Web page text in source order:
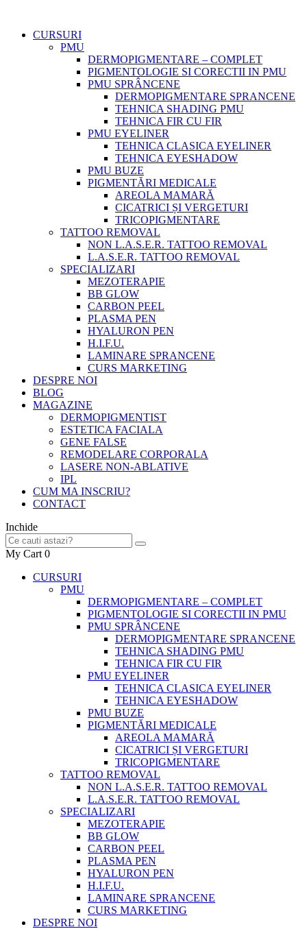
CURSURI
PMU
DERMOPIGMENTARE – COMPLET
PIGMENTOLOGIE SI CORECTII IN PMU
PMU SPRÂNCENE
DERMOPIGMENTARE SPRANCENE
TEHNICA SHADING PMU
TEHNICA FIR CU FIR
PMU EYELINER
TEHNICA CLASICA EYELINER
TEHNICA EYESHADOW
PMU BUZE
PIGMENTĂRI MEDICALE
AREOLA MAMARĂ
CICATRICI ȘI VERGETURI
TRICOPIGMENTARE
TATTOO REMOVAL
NON L.A.S.E.R. TATTOO REMOVAL
L.A.S.E.R. TATTOO REMOVAL
SPECIALIZARI
MEZOTERAPIE
BB GLOW
CARBON PEEL
PLASMA PEN
HYALURON PEN
H.I.F.U.
LAMINARE SPRANCENE
CURS MARKETING
DESPRE NOI
BLOG
MAGAZINE
DERMOPIGMENTIST
ESTETICA FACIALA
GENE FALSE
REMODELARE CORPORALA
LASERE NON-ABLATIVE
IPL
CUM MA INSCRIU?
CONTACT
Inchide
My Cart 0
CURSURI
PMU
DERMOPIGMENTARE – COMPLET
PIGMENTOLOGIE SI CORECTII IN PMU
PMU SPRÂNCENE
DERMOPIGMENTARE SPRANCENE
TEHNICA SHADING PMU
TEHNICA FIR CU FIR
PMU EYELINER
TEHNICA CLASICA EYELINER
TEHNICA EYESHADOW
PMU BUZE
PIGMENTĂRI MEDICALE
AREOLA MAMARĂ
CICATRICI ȘI VERGETURI
TRICOPIGMENTARE
TATTOO REMOVAL
NON L.A.S.E.R. TATTOO REMOVAL
L.A.S.E.R. TATTOO REMOVAL
SPECIALIZARI
MEZOTERAPIE
BB GLOW
CARBON PEEL
PLASMA PEN
HYALURON PEN
H.I.F.U.
LAMINARE SPRANCENE
CURS MARKETING
DESPRE NOI